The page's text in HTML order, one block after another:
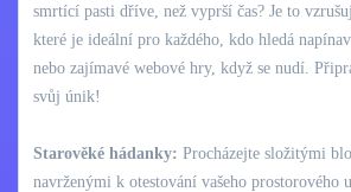
smrtící pasti dříve, než vyprší čas? Je to
které je ideální pro každého, kdo hledá
nebo zajímavé webové hry, když se nudí.
svůj únik!
Starověké hádanky: Procházejte složitými
navrženými k otestování vašeho prostorového